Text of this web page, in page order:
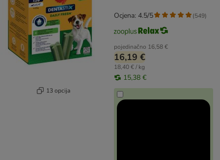
13 opcija
pojedinačno 16,58 €
16,19 €
18,40 € / kg
15,38 €
Ocjena: 4.5/5 (549)